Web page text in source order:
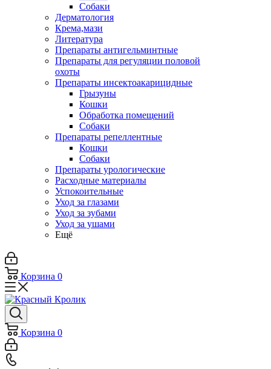
Собаки
Дерматология
Крема,мази
Литература
Препараты антигельминтные
Препараты для регуляции половой
охоты
Препараты инсектоакарицидные
Грызуны
Кошки
Обработка помещений
Собаки
Препараты репеллентные
Кошки
Собаки
Препараты урологические
Расходные материалы
Успокоительные
Уход за глазами
Уход за зубами
Уход за ушами
Ещё
Корзина 0
Корзина 0